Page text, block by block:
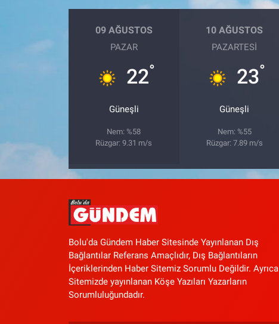
09 AĞUSTOS
PAZAR
22°
Güneşli
Nem: %58
Rüzgar: 9.31 m/s
10 AĞUSTOS
PAZARTESI
23°
Güneşli
Nem: %55
Rüzgar: 7.89 m/s
Bolu'da Gündem Haber Sitesinde Yayınlanan Dış
Bağlantılar Referans Amaçlıdır, Dış Bağlantıların
İçeriklerinden Haber Sitemiz Sorumlu Değildir. Ayrıca
Sitemizde yayınlanan Köşe Yazıları Yazarların
Sorumluluğundadır.